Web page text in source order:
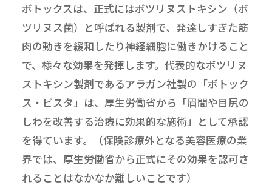
ボトックスは、正式にはボツリヌストキシン（ボ
ツリヌス菌）と呼ばれる製剤で、発達しすぎた筋
肉の動きを緩和したり神経細胞に働きかけること
で、様々な効果を発揮します。代表的なボツリヌ
ストキシン製剤であるアラガン社製の「ボトック
ス・ビスタ」は、厚生労働省から「眉間や目尻の
しわを改善する治療に効果的な施術」として承認
を得ています。（保険診療外となる美容医療の業
界では、厚生労働省から正式にその効果を認可さ
れることはなかなか難しいことです）